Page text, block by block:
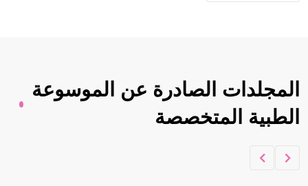
المجلدات الصادرة عن الموسوعة
الطبية المتخصصة